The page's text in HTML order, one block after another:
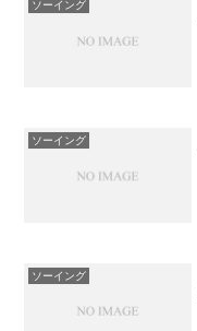
ソーイング
ソーイング
ソーイング